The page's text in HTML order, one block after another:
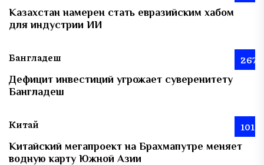
Казахстан намерен стать евразийским хабом
для индустрии ИИ
Бангладеш 267
Дефицит инвестиций угрожает суверенитету
Бангладеш
Китай 101
Китайский мегапроект на Брахмапутре меняет
водную карту Южной Азии